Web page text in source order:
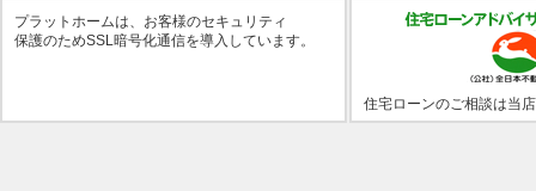
プラットホームは、お客様のセキュリティ
保護のためSSL暗号化通信を導入しています。
住宅ローンのご相談は当